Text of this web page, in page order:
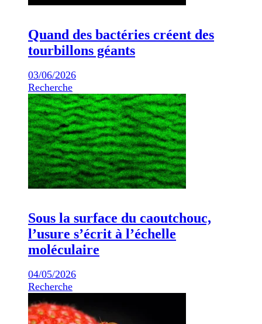
Quand des bactéries créent des
tourbillons géants
03/06/2026
Recherche
Sous la surface du caoutchouc,
l’usure s’écrit à l’échelle
moléculaire
04/05/2026
Recherche